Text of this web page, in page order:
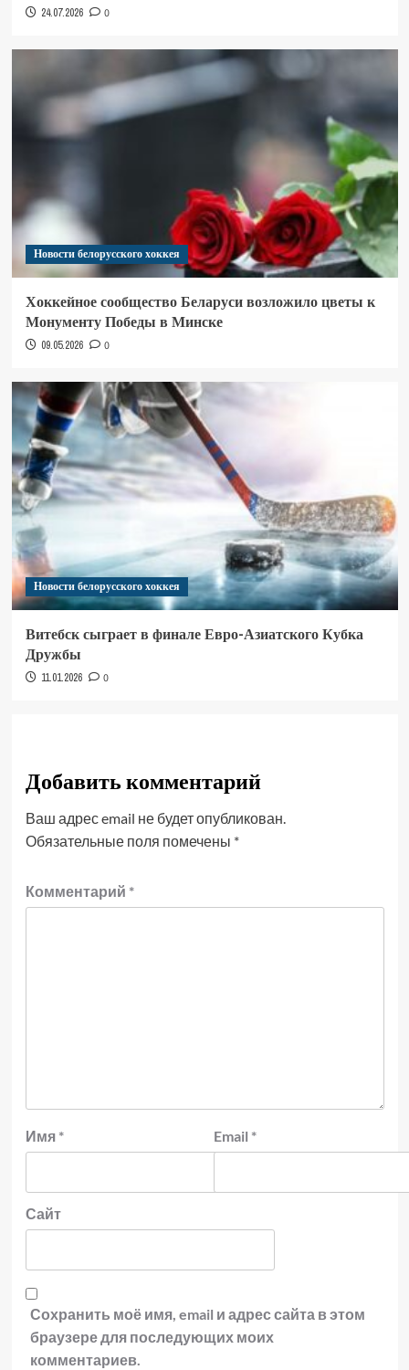
24.07.2026 0
Новости белорусского хоккея
Хоккейное сообщество Беларуси возложило цветы к
Монументу Победы в Минске
09.05.2026 0
Новости белорусского хоккея
Витебск сыграет в финале Евро-Азиатского Кубка
Дружбы
11.01.2026 0
Добавить комментарий
Ваш адрес email не будет опубликован.
Обязательные поля помечены *
Комментарий *
Имя * Email *
Сайт
Сохранить моё имя, email и адрес сайта в этом
браузере для последующих моих
комментариев.